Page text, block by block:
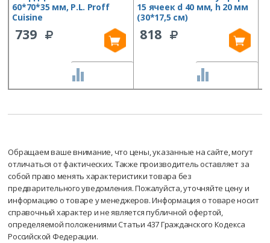
60*70*35 мм, P.L. Proff
Cuisine
739
15 ячеек d 40 мм, h 20 мм
(30*17,5 см)
818
Обращаем ваше внимание, что цены, указанные на сайте, могут
отличаться от фактических. Также производитель оставляет за
собой право менять характеристики товара без
предварительного уведомления. Пожалуйста, уточняйте цену и
информацию о товаре у менеджеров. Информация о товаре носит
справочный характер и не является публичной офертой,
определяемой положениями Статьи 437 Гражданского Кодекса
Российской Федерации.